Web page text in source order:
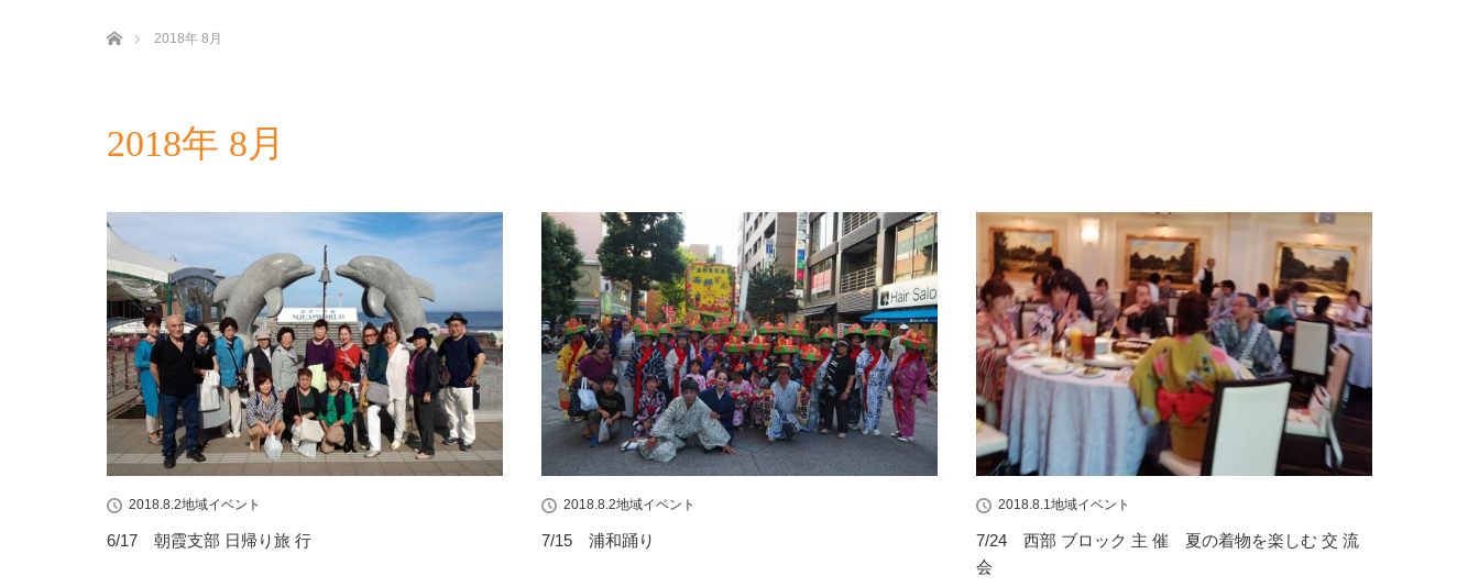
2018年 8月
2018年 8月
2018.8.2地域イベント
6/17 朝霞支部 日帰り旅 行
2018.8.2地域イベント
7/15 浦和踊り
2018.8.1地域イベント
7/24 西部 ブロック 主 催 夏の着物を楽しむ 交 流
会